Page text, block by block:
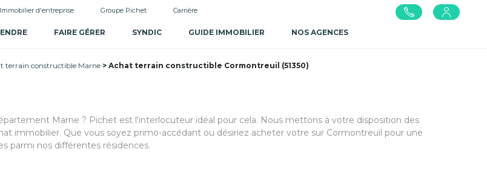
Immobilier d'entreprise Groupe Pichet Carrière
FAIRE GÉRER SYNDIC GUIDE IMMOBILIER NOS AGENCES
terrain constructible Marne Achat terrain constructible Cormontreuil (51350)
Marne ? Pichet est l'interlocuteur idéal pour cela. Nous mettons à votre disposition des
immobilier. Que vous soyez primo-accédant ou désiriez acheter votre sur Cormontreuil pour une
parmi nos différentes résidences.